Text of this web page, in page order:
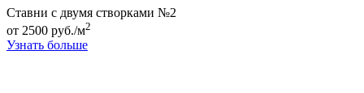
Ставни с двумя створками №2
от 2500 руб./м2
Узнать больше